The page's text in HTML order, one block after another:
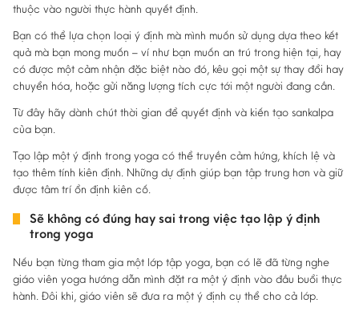
thuộc vào người thực hành quyết định.
Bạn có thể lựa chọn loại ý định mà mình muốn sử dụng dựa theo kết
quả mà bạn mong muốn – ví như bạn muốn an trú trong hiện tại, hay
có được một cảm nhận đặc biệt nào đó, kêu gọi một sự thay đổi hay
chuyển hóa, hoặc gửi năng lượng tích cực tới một người đang cần.
Từ đây hãy dành chút thời gian để quyết định và kiến tạo sankalpa
của bạn.
Tạo lập một ý định trong yoga có thể truyền cảm hứng, khích lệ và
tạo thêm tính kiên định. Những dự định giúp bạn tập trung hơn và giữ
được tâm trí ổn định kiên cố.
Sẽ không có đúng hay sai trong việc tạo lập ý định
trong yoga
Nếu bạn từng tham gia một lớp tập yoga, bạn có lẽ đã từng nghe
giáo viên yoga hướng dẫn mình đặt ra một ý định vào đầu buổi thực
hành. Đôi khi, giáo viên sẽ đưa ra một ý định cụ thể cho cả lớp.